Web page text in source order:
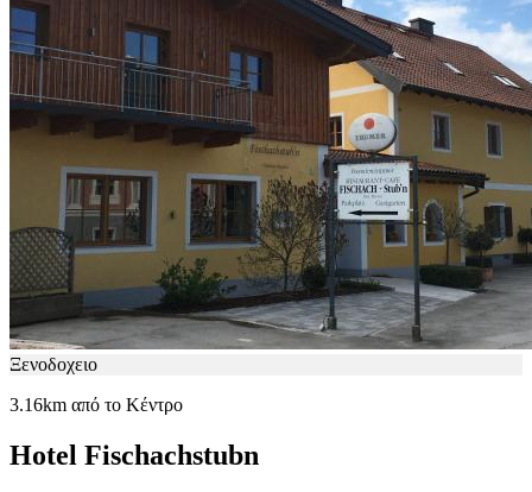
Ξενοδοχειο
3.16km από το Κέντρο
Hotel Fischachstubn